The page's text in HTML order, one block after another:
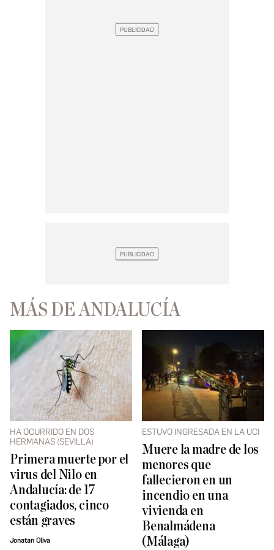
MÁS DE ANDALUCÍA
HA OCURRIDO EN DOS
HERMANAS (SEVILLA)
Primera muerte por el
virus del Nilo en
Andalucía: de 17
contagiados, cinco
están graves
Jonatan Oliva
ESTUVO INGRESADA EN LA UCI
Muere la madre de los
menores que
fallecieron en un
incendio en una
vivienda en
Benalmádena
(Málaga)